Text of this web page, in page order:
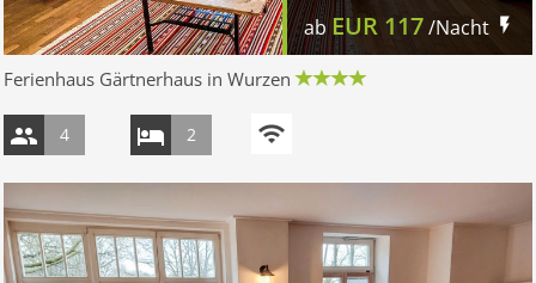
abEUR 117/Nacht
Ferienhaus Gärtnerhaus in Wurzen
4 2